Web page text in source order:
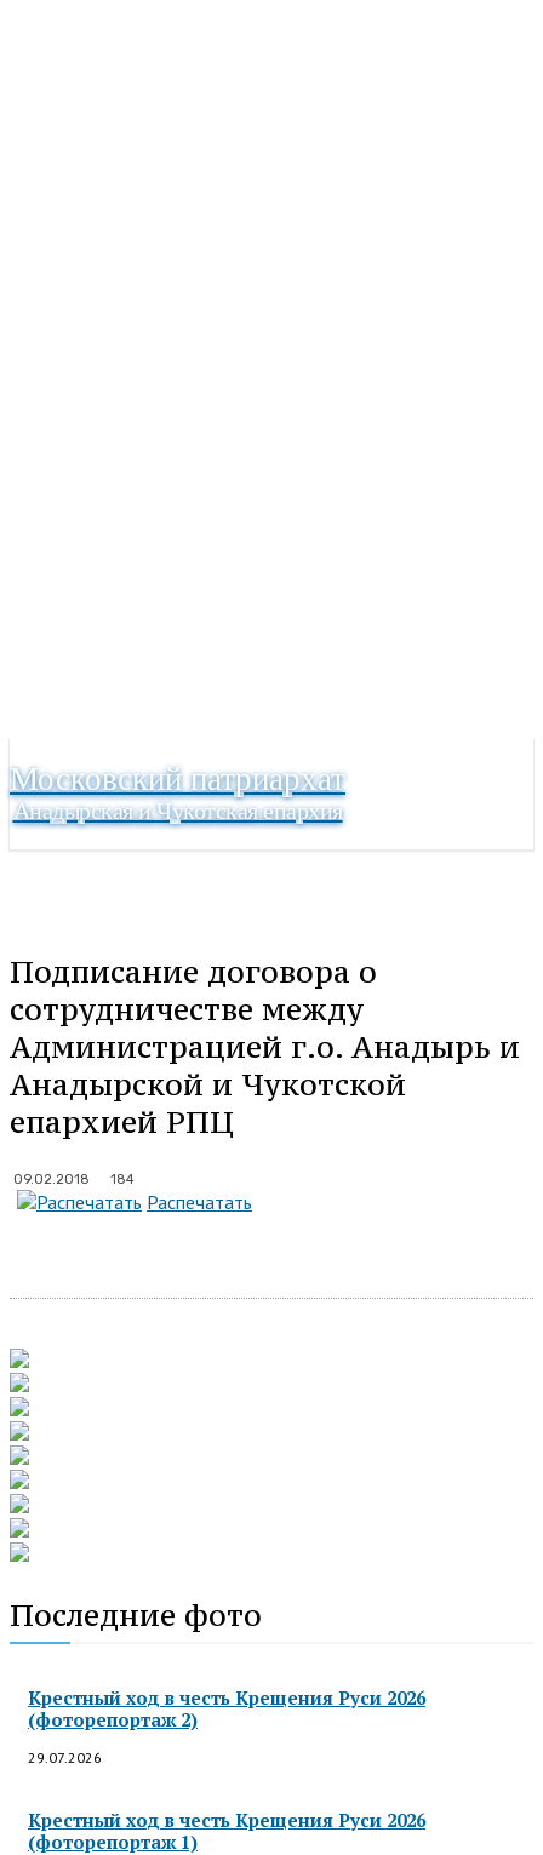
Московский патриархат
Анадырская и Чукотская епархия
Подписание договора о
сотрудничестве между
Администрацией г.о. Анадырь и
Анадырской и Чукотской
епархией РПЦ
09.02.2018 184
Распечатать
Последние фото
Крестный ход в честь Крещения Руси 2026
(фоторепортаж 2)
29.07.2026
Крестный ход в честь Крещения Руси 2026
(фоторепортаж 1)